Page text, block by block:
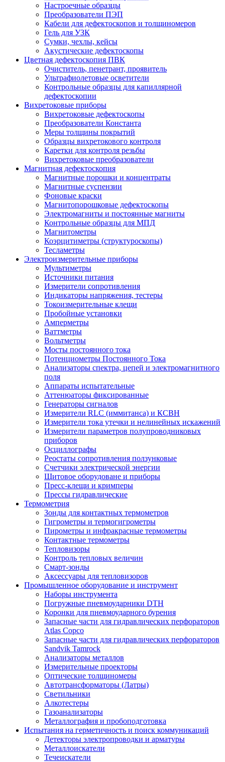
Настроечные образцы
Преобразователи ПЭП
Кабели для дефектоскопов и толщиномеров
Гель для УЗК
Сумки, чехлы, кейсы
Акустические дефектоскопы
Цветная дефектоскопия ПВК
Очиститель, пенетрант, проявитель
Ультрафиолетовые осветители
Контрольные образцы для капиллярной
дефектоскопии
Вихретоковые приборы
Вихретоковые дефектоскопы
Преобразователи Константа
Меры толщины покрытий
Образцы вихретокового контроля
Каретки для контроля резьбы
Вихретоковые преобразователи
Магнитная дефектоскопия
Магнитные порошки и концентраты
Магнитные суспензии
Фоновые краски
Магнитопорошковые дефектоскопы
Электромагниты и постоянные магниты
Контрольные образцы для МПД
Магнитометры
Коэрцитиметры (структуроскопы)
Тесламетры
Электроизмерительные приборы
Мультиметры
Источники питания
Измерители сопротивления
Индикаторы напряжения, тестеры
Токоизмерительные клещи
Пробойные установки
Амперметры
Ваттметры
Вольтметры
Мосты постоянного тока
Потенциометры Постоянного Тока
Анализаторы спектра, цепей и электромагнитного
поля
Аппараты испытательные
Аттенюаторы фиксированные
Генераторы сигналов
Измерители RLC (иммитанса) и КСВН
Измерители тока утечки и нелинейных искажений
Измерители параметров полупроводниковых
приборов
Осциллографы
Реостаты сопротивления ползунковые
Счетчики электрической энергии
Щитовое оборудоване и приборы
Пресс-клещи и кримперы
Прессы гидравлические
Термометрия
Зонды для контактных термометров
Гигрометры и термогигрометры
Пирометры и инфракрасные термометры
Контактные термометры
Тепловизоры
Контроль тепловых величин
Смарт-зонды
Аксессуары для тепловизоров
Промышленное оборудование и инструмент
Наборы инструмента
Погружные пневмоударники DTH
Коронки для пневмоударного бурения
Запасные части для гидравлических перфораторов
Atlas Copco
Запасные части для гидравлических перфораторов
Sandvik Tamrock
Анализаторы металлов
Измерительные проекторы
Оптические толщиномеры
Автотрансформаторы (Латры)
Светильники
Алкотестеры
Газоанализаторы
Металлография и пробоподготовка
Испытания на герметичность и поиск коммуникаций
Детекторы электропроводки и арматуры
Металлоискатели
Течеискатели